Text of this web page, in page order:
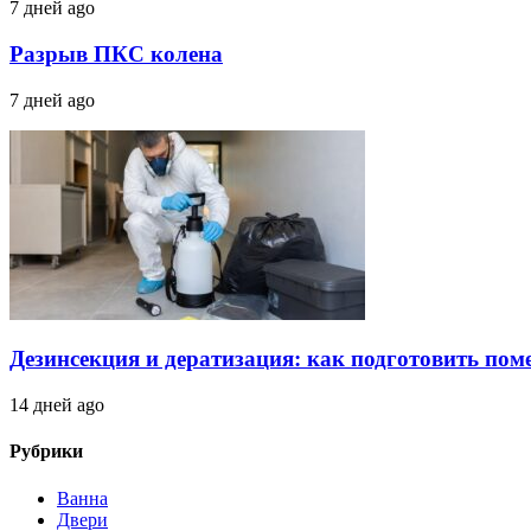
7 дней ago
Разрыв ПКС колена
7 дней ago
Дезинсекция и дератизация: как подготовить
14 дней ago
Рубрики
Ванна
Двери